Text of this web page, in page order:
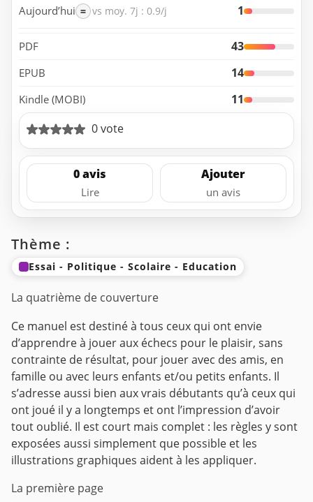
Aujourd’hui = vs moy. 7j : 0.9/j 1
PDF 43
EPUB 14
Kindle (MOBI)
11
0 vote
0 avis
Lire
Ajouter
un avis
Thème :
Essai - Politique - Scolaire - Education
La quatrième de couverture
Ce manuel est destiné à tous ceux qui ont envie
d’apprendre à jouer aux échecs pour le plaisir, sans
contrainte de résultat, pour jouer avec des amis, en
famille ou avec leurs enfants et/ou petits enfants. Il
s’adresse aussi bien aux vrais débutants qu’à ceux qui
ont joué il y a longtemps et ont l’impression d’avoir
tout oublié. Il est court mais complet : les règles y sont
exposées aussi simplement que possible et les
illustrations graphiques aident à les appliquer.
La première page